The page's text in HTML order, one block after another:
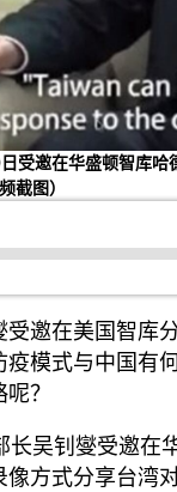
受邀在华盛顿智库
截图）
受邀在美国智库
模式与中国有
？
长吴钊燮受邀在
方式分享台湾